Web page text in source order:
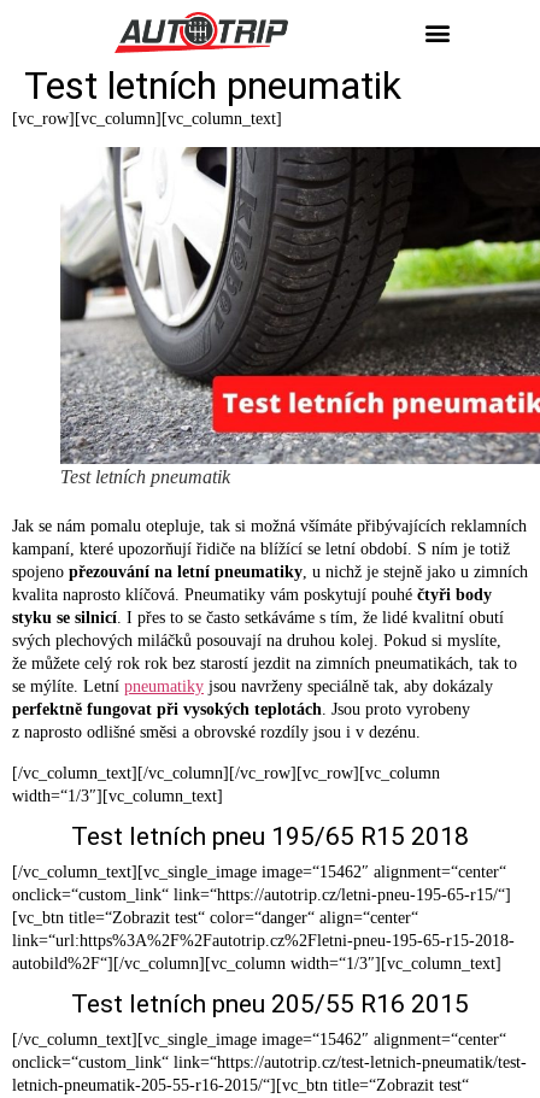
Test letních pneumatik
[vc_row][vc_column][vc_column_text]
Test letních pneumatik
Jak se nám pomalu otepluje, tak si možná všímáte přibývajících reklamních
kampaní, které upozorňují řidiče na blížící se letní období. S ním je totiž
spojeno přezouvání na letní pneumatiky, u nichž je stejně jako u zimních
kvalita naprosto klíčová. Pneumatiky vám poskytují pouhé čtyři body
styku se silnicí. I přes to se často setkáváme s tím, že lidé kvalitní obutí
svých plechových miláčků posouvají na druhou kolej. Pokud si myslíte,
že můžete celý rok rok bez starostí jezdit na zimních pneumatikách, tak to
se mýlíte. Letní pneumatiky jsou navrženy speciálně tak, aby dokázaly
perfektně fungovat při vysokých teplotách. Jsou proto vyrobeny
z naprosto odlišné směsi a obrovské rozdíly jsou i v dezénu.
[/vc_column_text][/vc_column][/vc_row][vc_row][vc_column
width=“1/3″][vc_column_text]
Test letních pneu 195/65 R15 2018
[/vc_column_text][vc_single_image image=“15462″ alignment=“center“
onclick=“custom_link“ link=“https://autotrip.cz/letni-pneu-195-65-r15/“]
[vc_btn title=“Zobrazit test“ color=“danger“ align=“center“
link=“url:https%3A%2F%2Fautotrip.cz%2Fletni-pneu-195-65-r15-2018-
autobild%2F“][/vc_column][vc_column width=“1/3″][vc_column_text]
Test letních pneu 205/55 R16 2015
[/vc_column_text][vc_single_image image=“15462″ alignment=“center“
onclick=“custom_link“ link=“https://autotrip.cz/test-letnich-pneumatik/test-
letnich-pneumatik-205-55-r16-2015/“][vc_btn title=“Zobrazit test“